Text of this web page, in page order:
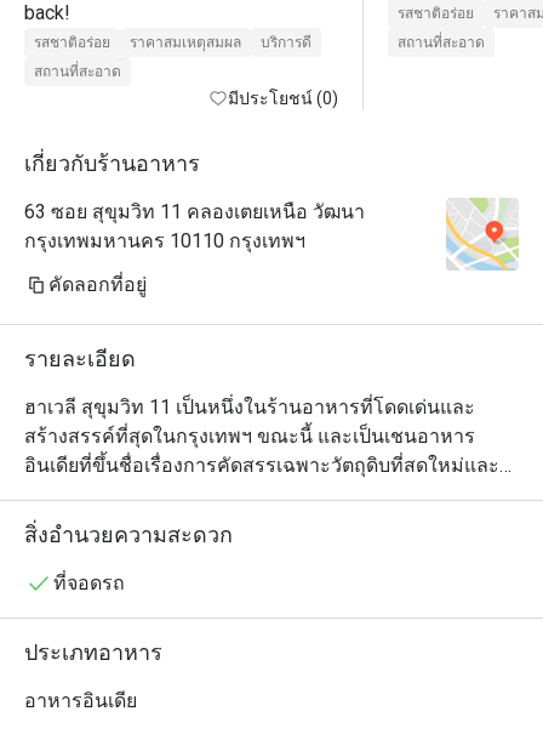
back!
รสชาติอร่อย ราคาสมเหตุสมผล
บริการดี
สถานที่สะอาด
มีประโยชน์ (0)
รสชาติอร่อย
ราคาส
สถานที่สะอาด
เกี่ยวกับร้านอาหาร
63 ซอย สุขุมวิท 11 คลองเตยเหนือ วัฒนา
กรุงเทพมหานคร 10110 กรุงเทพฯ
คัดลอกที่อยู่
รายละเอียด
ฮาเวลี สุขุมวิท 11 เป็นหนึ่งในร้านอาหารที่โดดเด่นและ
สร้างสรรค์ที่สุดในกรุงเทพฯ ขณะนี้ และเป็นเชนอาหาร
อินเดียที่ขึ้นชื่อเรื่องการคัดสรรเฉพาะวัตถุดิบที่สดใหม่และ
รสชาติที่มีความเป็นธรรมชาติ การตกแต่งร้านที่มีเอกลักษณ์
ได้รับแรงบันดาลใจมาจาก "ฮาเวลี" และยุคสมัยของ Diwan
สะท้อนถึงวัฒนธรรมและประเพณีการทำอาหารของชาว
หรูหราแต่เต็มเปี่ยมไปด้วยความอบอุ่น สำหรับเมนูมีหลาก
ของปัญจาบ เมนูจากเนื้อแกะ เนื้อไก่ อาหารทะเล อาหาร
สิ่งอำนวยความสะดวก
ที่จอดรถ
ประเภทอาหาร
อาหารอินเดีย